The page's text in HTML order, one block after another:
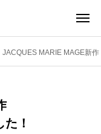
JACQUES MARIE MAGE新
！